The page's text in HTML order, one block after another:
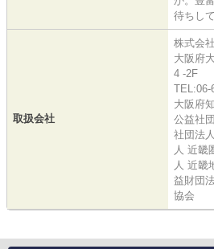
待ちし
取扱会社
株式会
大阪府
4 -2F
TEL:06-
大阪府
公益社
社団法
人 近畿
人 近畿
益財団
協会